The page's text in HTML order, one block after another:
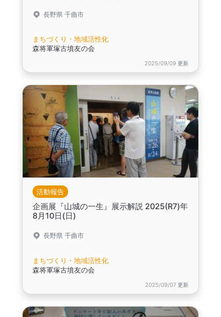
長野県 千曲市
まちづくり・地域活性化
森将軍塚古墳友の会
2025/09/09 更新
活動報告
企画展『山城の一生』展示解説 2025(R7)年
8月10日(日)
長野県 千曲市
まちづくり・地域活性化
森将軍塚古墳友の会
2025/09/07 更新